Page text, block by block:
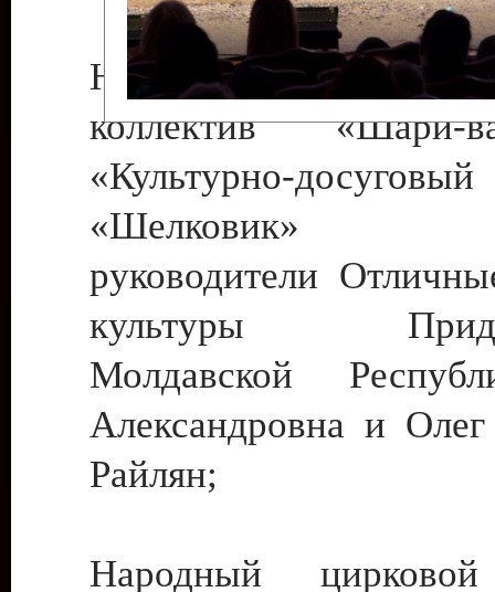
Народный цирковой
коллектив
«Культурно-
«Шелковик»
руководители
культуры
Молдавской
Александровна и
Райлян;
Народный цирковой